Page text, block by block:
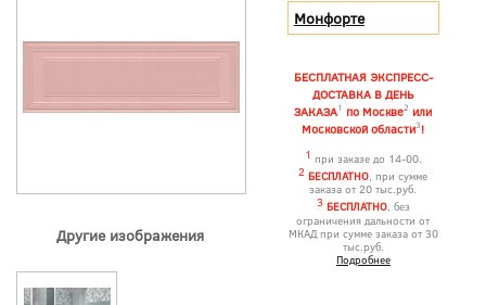
Другие изображения
Монфорте
БЕСПЛАТНАЯ ЭКСПРЕСС-
ДОСТАВКА В ДЕНЬ
ЗАКАЗА1 по Москве2 или
Московской области3!
1 при заказе до 14-00.
2 БЕСПЛАТНО, при сумме
заказа от 20 тыс.руб.
3 БЕСПЛАТНО, без
ограничения дальности от
МКАД при сумме заказа от 30
тыс.руб.
Подробнее